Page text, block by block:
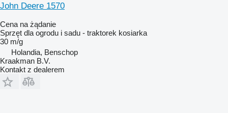
John Deere 1570
Cena na żądanie
Sprzęt dla ogrodu i sadu - traktorek kosiarka
30 m/g
Holandia, Benschop
Kraakman B.V.
Kontakt z dealerem